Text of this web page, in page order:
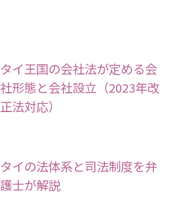
タイ王国の会社法が定める会
社形態と会社設立（2023年改
正法対応）
タイの法体系と司法制度を弁
護士が解説